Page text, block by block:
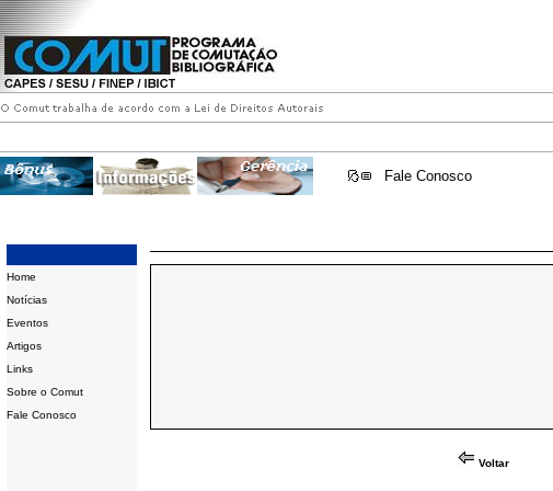
Fale Conosco
Home
Notícias
Eventos
Artigos
Links
Sobre o Comut
Fale Conosco
Voltar